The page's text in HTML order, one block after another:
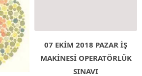
07 EKİM 2018 PAZAR İŞ
MAKİNESİ OPERATÖRLÜK
SINAVI